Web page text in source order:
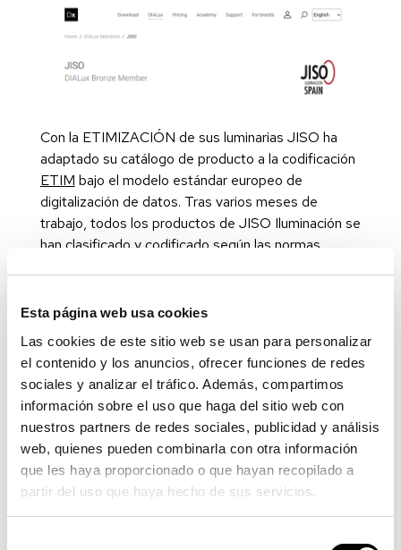
Esta página web usa cookies
Las cookies de este sitio web se usan para personalizar
el contenido y los anuncios, ofrecer funciones de redes
sociales y analizar el tráfico. Además, compartimos
información sobre el uso que haga del sitio web con
nuestros partners de redes sociales, publicidad y análisis
web, quienes pueden combinarla con otra información
que les haya proporcionado o que hayan recopilado a
partir del uso que haya hecho de sus servicios.
Con la ETIMIZACIÓN de sus luminarias JISO ha
adaptado su catálogo de producto a la codificación
ETIM bajo el modelo estándar europeo de
digitalización de datos. Tras varios meses de
trabajo, todos los productos de JISO Iluminación se
han clasificado y codificado según las normas